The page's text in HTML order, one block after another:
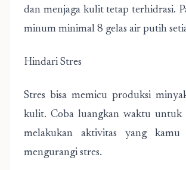
dan menjaga kulit tetap terhidrasi.
minum minimal 8 gelas air putih
Hindari Stres
Stres bisa memicu produksi
kulit. Coba luangkan waktu untuk
melakukan aktivitas yang
mengurangi stres.